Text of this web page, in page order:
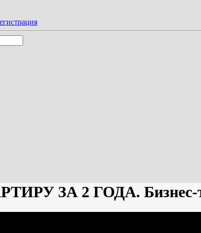
ЗА 2 ГОДА. Бизнес-